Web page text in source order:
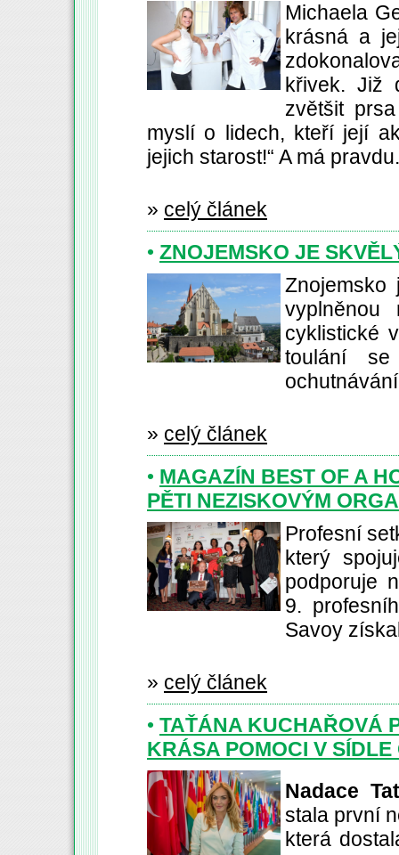
Michaela
krásná a
křivek. Již
zvětšit
myslí o lidech, kteří její
jejich starost!“ A má
» celý článek
• ZNOJEMSKO JE
Znojemsko
cyklistické
toulání
» celý článek
• MAGAZÍN BEST OF A
PĚTI NEZISKOVÝM
Profesní
který
podporuje
9.
Savoy
» celý článek
• TAŤÁNA KUCHAŘOVÁ
KRÁSA POMOCI V
Nadace
stala první
která